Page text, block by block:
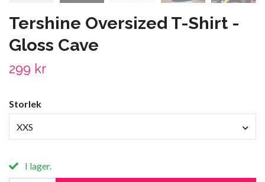
Tershine Oversized T-Shirt -
Gloss Cave
299 kr
Storlek
XXS
I lager.